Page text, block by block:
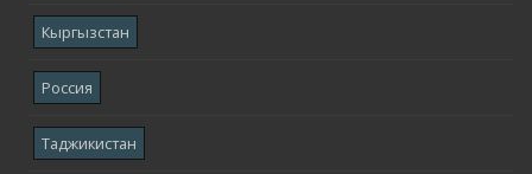
Кыргызстан
Россия
Таджикистан